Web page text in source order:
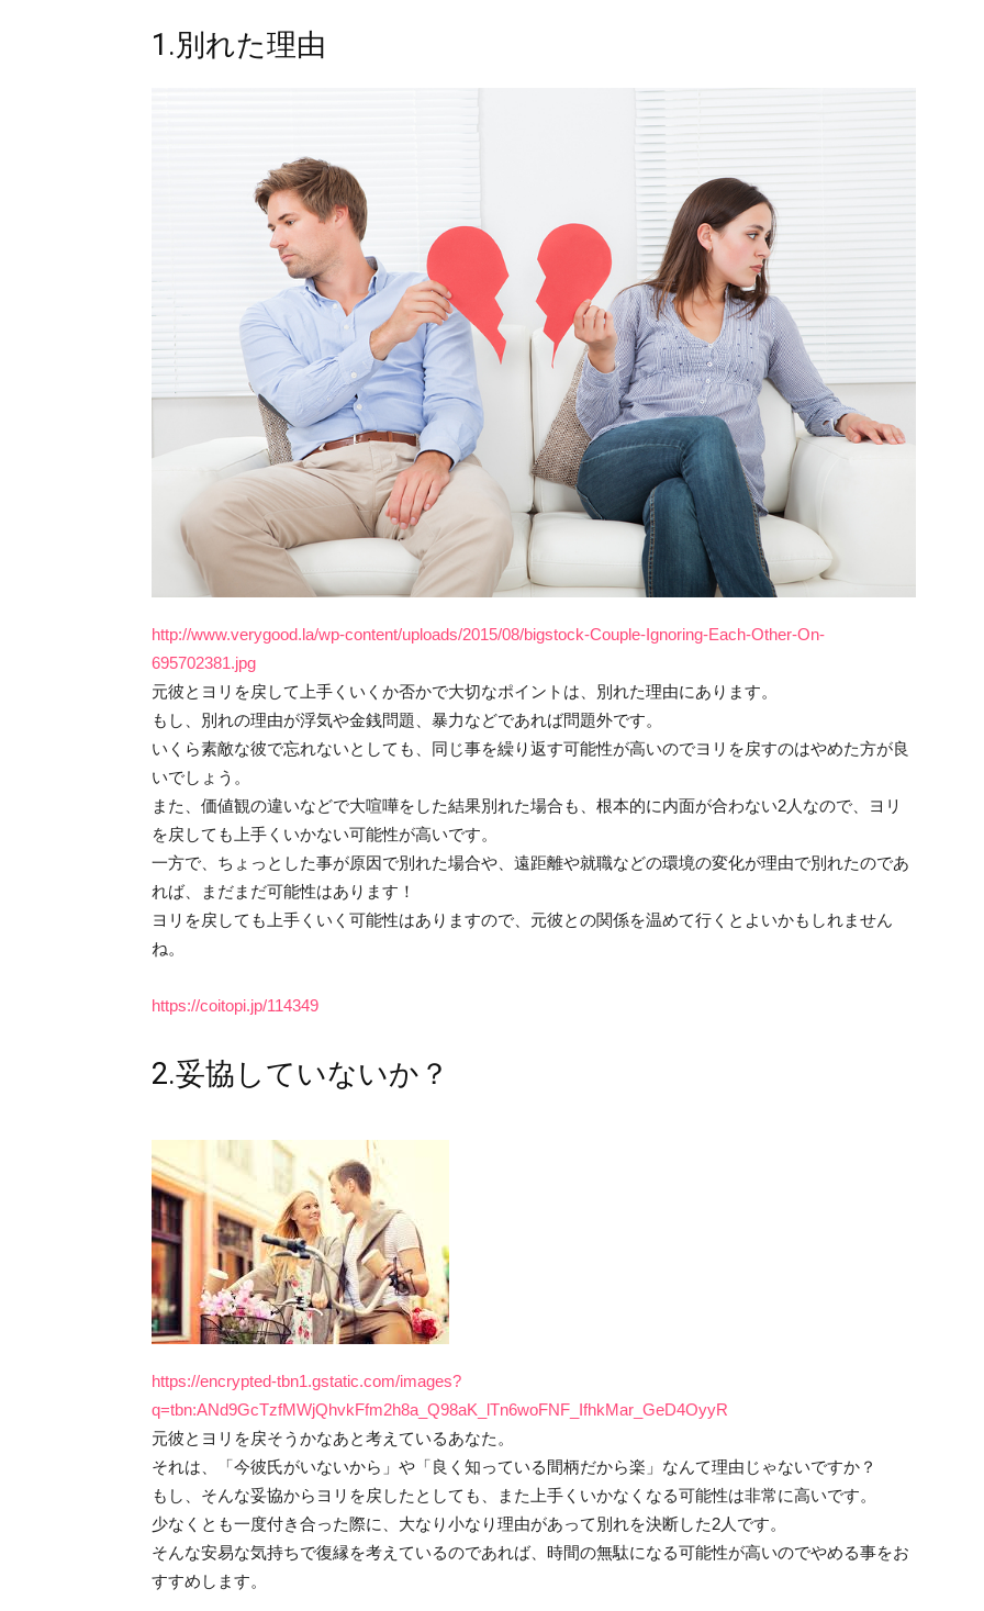
1.別れた理由
http://www.verygood.la/wp-content/uploads/2015/08/bigstock-Couple-Ignoring-Each-Other-On-
695702381.jpg
元彼とヨリを戻して上手くいくか否かで大切なポイントは、別れた理由にあります。
もし、別れの理由が浮気や金銭問題、暴力などであれば問題外です。
いくら素敵な彼で忘れないとしても、同じ事を繰り返す可能性が高いのでヨリを戻すのはやめた方が良
いでしょう。
また、価値観の違いなどで大喧嘩をした結果別れた場合も、根本的に内面が合わない2人なので、ヨリ
を戻しても上手くいかない可能性が高いです。
一方で、ちょっとした事が原因で別れた場合や、遠距離や就職などの環境の変化が理由で別れたのであ
れば、まだまだ可能性はあります！
ヨリを戻しても上手くいく可能性はありますので、元彼との関係を温めて行くとよいかもしれません
ね。
https://coitopi.jp/114349
2.妥協していないか？
https://encrypted-tbn1.gstatic.com/images?
q=tbn:ANd9GcTzfMWjQhvkFfm2h8a_Q98aK_lTn6woFNF_IfhkMar_GeD4OyyR
元彼とヨリを戻そうかなあと考えているあなた。
それは、「今彼氏がいないから」や「良く知っている間柄だから楽」なんて理由じゃないですか？
もし、そんな妥協からヨリを戻したとしても、また上手くいかなくなる可能性は非常に高いです。
少なくとも一度付き合った際に、大なり小なり理由があって別れを決断した2人です。
そんな安易な気持ちで復縁を考えているのであれば、時間の無駄になる可能性が高いのでやめる事をお
すすめします。